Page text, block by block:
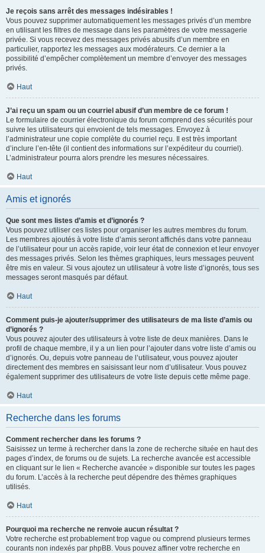
Je reçois sans arrêt des messages indésirables !
Vous pouvez supprimer automatiquement les messages privés d’un membre
en utilisant les filtres de message dans les paramètres de votre messagerie
privée. Si vous recevez des messages privés abusifs d’un membre en
particulier, rapportez les messages aux modérateurs. Ce dernier a la
possibilité d’empêcher complètement un membre d’envoyer des messages
privés.
Haut
J’ai reçu un spam ou un courriel abusif d’un membre de ce forum !
Le formulaire de courrier électronique du forum comprend des sécurités pour
suivre les utilisateurs qui envoient de tels messages. Envoyez à
l’administrateur une copie complète du courriel reçu. Il est très important
d’inclure l’en-tête (il contient des informations sur l’expéditeur du courriel).
L’administrateur pourra alors prendre les mesures nécessaires.
Haut
Amis et ignorés
Que sont mes listes d’amis et d’ignorés ?
Vous pouvez utiliser ces listes pour organiser les autres membres du forum.
Les membres ajoutés à votre liste d’amis seront affichés dans votre panneau
de l’utilisateur pour un accès rapide, voir leur état de connexion et leur envoyer
des messages privés. Selon les thèmes graphiques, leurs messages peuvent
être mis en valeur. Si vous ajoutez un utilisateur à votre liste d’ignorés, tous ses
messages seront masqués par défaut.
Haut
Comment puis-je ajouter/supprimer des utilisateurs de ma liste d’amis ou
d’ignorés ?
Vous pouvez ajouter des utilisateurs à votre liste de deux manières. Dans le
profil de chaque membre, il y a un lien pour l’ajouter dans votre liste d’amis ou
d’ignorés. Ou, depuis votre panneau de l’utilisateur, vous pouvez ajouter
directement des membres en saisissant leur nom d’utilisateur. Vous pouvez
également supprimer des utilisateurs de votre liste depuis cette même page.
Haut
Recherche dans les forums
Comment rechercher dans les forums ?
Saisissez un terme à rechercher dans la zone de recherche située en haut des
pages d’index, de forums ou de sujets. La recherche avancée est accessible
en cliquant sur le lien « Recherche avancée » disponible sur toutes les pages
du forum. L’accès à la recherche peut dépendre des thèmes graphiques
utilisés.
Haut
Pourquoi ma recherche ne renvoie aucun résultat ?
Votre recherche est probablement trop vague ou comprend plusieurs termes
courants non indexés par phpBB. Vous pouvez affiner votre recherche en